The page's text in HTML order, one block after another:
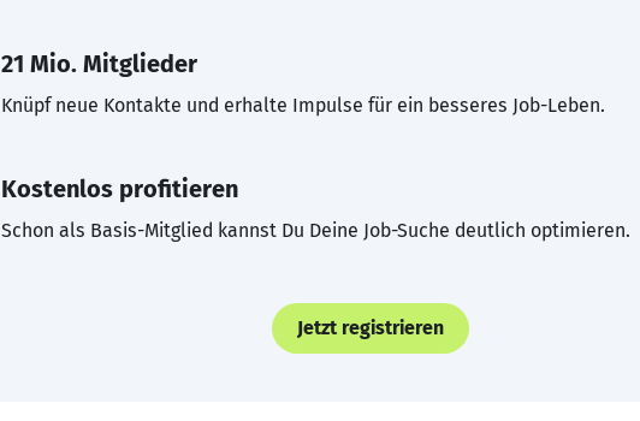
21 Mio. Mitglieder
Knüpf neue Kontakte und erhalte Impulse für ein besseres Job-Leben.
Kostenlos profitieren
Schon als Basis-Mitglied kannst Du Deine Job-Suche deutlich optimieren.
Jetzt registrieren